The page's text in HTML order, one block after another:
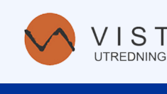
innhold
VISTA